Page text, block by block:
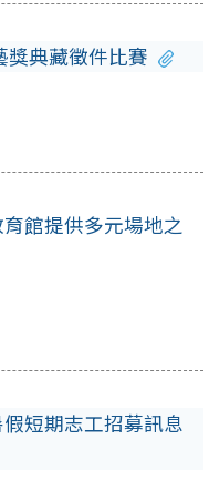
獎典藏徵件比賽
館提供多元場地之
短期志工招募訊息